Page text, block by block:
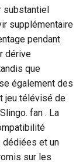
substantiel
supplémentaire
pendant
dérive
que
également des
jeu télévisé de
fan . La
et un
sur les